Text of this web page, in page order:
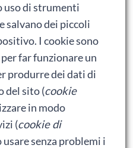
del film
uso di strumenti
salvano dei piccoli
I cookie sono
far funzionare un
produrre dei dati di
del sito (cookie
in modo
(cookie di
usare senza problemi i